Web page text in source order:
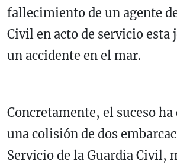
fallecimiento de un agente
Civil en acto de servicio esta
un accidente en el mar.
Concretamente, el suceso
una colisión de dos
Servicio de la Guardia Civil,